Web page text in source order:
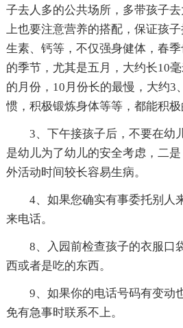
子去人多的公共场所，多带孩子
上也要注意营养的搭配，保证孩
生素、钙等，不仅强身健体，春
的季节，尤其是五月，大约长10
的月份，10月份长的最慢，大约3
惯，积极锻炼身体等等，都能积极
3、下午接孩子后，不要在幼
是幼儿为了幼儿的安全考虑，二
外活动时间较长容易生病。
4、如果您确实有事委托别人
来电话。
8、入园前检查孩子的衣服口
西或者是吃的东西。
9、如果你的电话号码有变动
免有急事时联系不上。